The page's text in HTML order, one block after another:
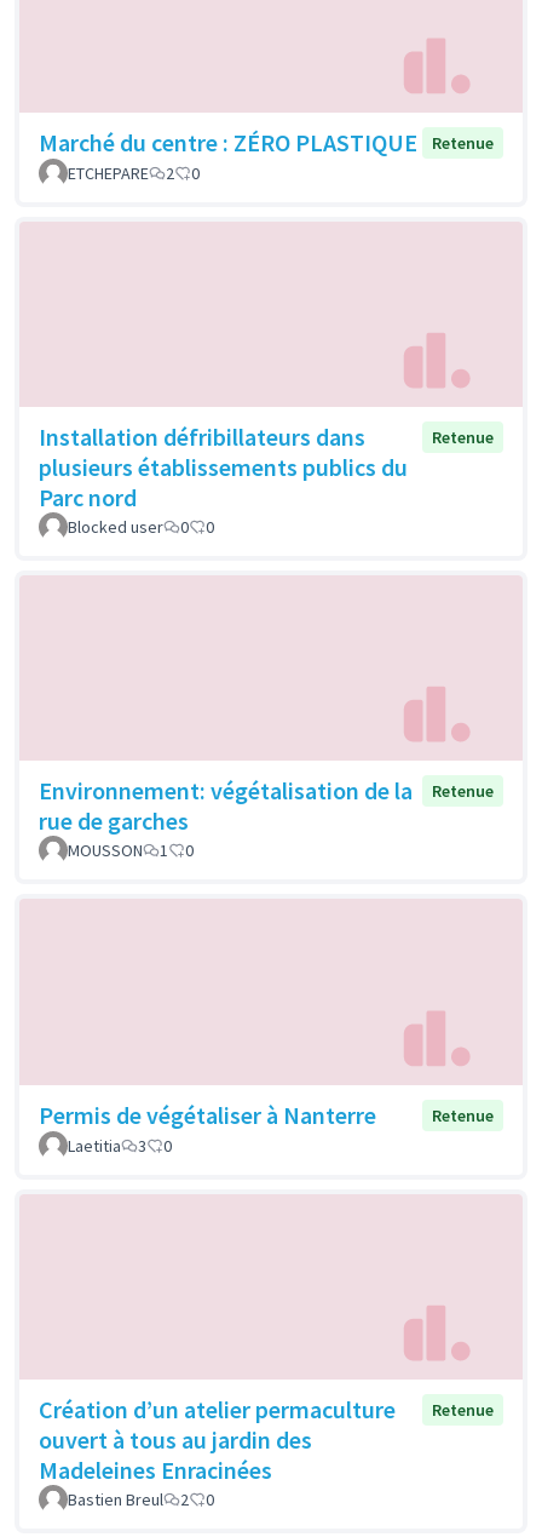
Marché du centre : ZÉRO PLASTIQUE
Retenue
ETCHEPARE
2 0
Installation défribillateurs dans
plusieurs établissements publics du
Parc nord
Retenue
Blocked user 0 0
Environnement: végétalisation de la
rue de garches
Retenue
MOUSSON 1 0
Permis de végétaliser à Nanterre
Retenue
Laetitia
3 0
Création d’un atelier permaculture
ouvert à tous au jardin des
Madeleines Enracinées
Retenue
Bastien Breul 2 0